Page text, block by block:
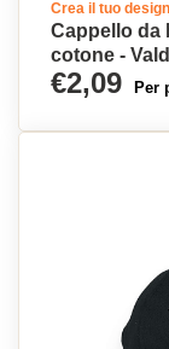
Crea il tuo design
Cappello da
cotone -
€2,09 Per